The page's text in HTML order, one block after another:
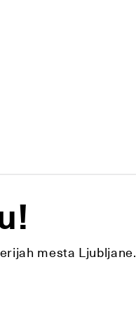
mesta Ljubljane.